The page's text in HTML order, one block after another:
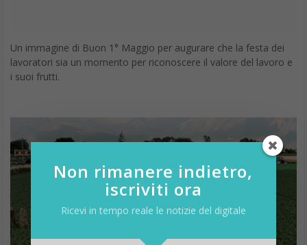
Un immagine di Buon 1° Maggio per augurare che la festa dei
lavoratori sia un momento per riconoscere il valore del lavoro e
i suoi frutti.
Non rimanere indietro,
iscriviti ora
Ricevi in tempo reale le notizie del digitale